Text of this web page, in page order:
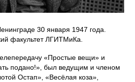
30 января 1947 года.
факультет ЛГИТМиКа.
«Простые вещи» и
подано!», был ведущим и членом
Остап», «Весёлая коза»,